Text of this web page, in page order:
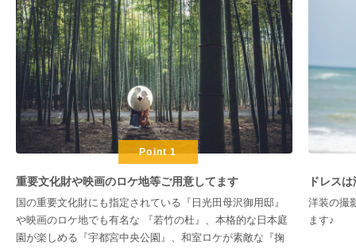
Point 1
重要文化財や映画のロケ地等ご用意してます
国の重要文化財にも指定されている『日光田母沢御用邸』
や映画のロケ地でも有名な 『若竹の杜』、本格的な日本庭
園が楽しめる『宇都宮中央公園』、和室ロケが素敵な『掬
ドレス
洋装の撮
ます♪